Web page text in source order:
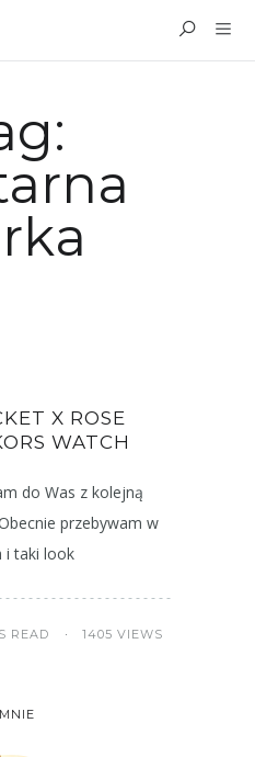
X ROSE
WATCH
do Was z kolejną
przebywam w
i taki look
READ 1405 VIEWS